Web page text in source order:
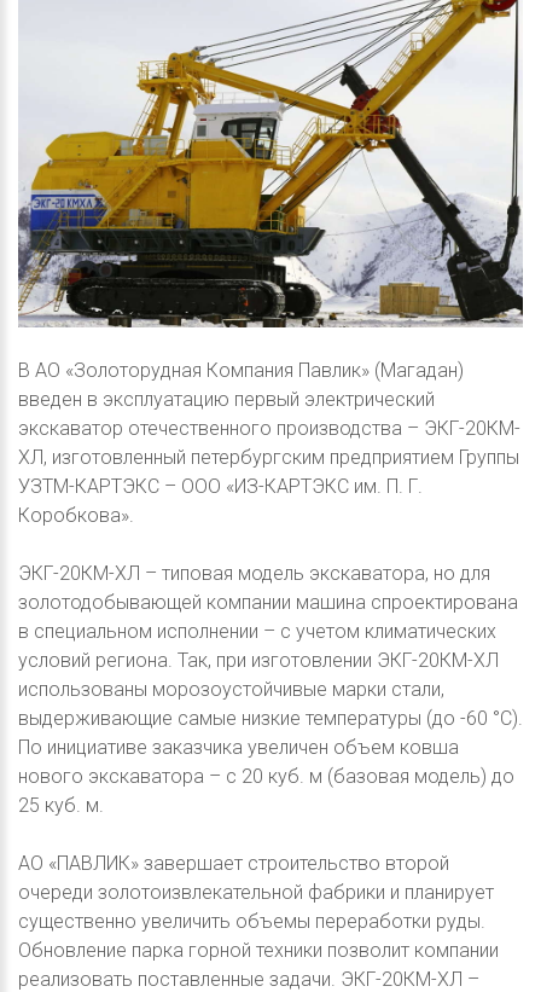
В АО «Золоторудная Компания Павлик» (Магадан)
введен в эксплуатацию первый электрический
экскаватор отечественного производства – ЭКГ-20КМ-
ХЛ, изготовленный петербургским предприятием Группы
УЗТМ-КАРТЭКС – ООО «ИЗ-КАРТЭКС им. П. Г.
Коробкова».
ЭКГ-20КМ-ХЛ – типовая модель экскаватора, но для
золотодобывающей компании машина спроектирована
в специальном исполнении – с учетом климатических
условий региона. Так, при изготовлении ЭКГ-20КМ-ХЛ
использованы морозоустойчивые марки стали,
выдерживающие самые низкие температуры (до -60 °С).
По инициативе заказчика увеличен объем ковша
нового экскаватора – с 20 куб. м (базовая модель) до
25 куб. м.
АО «ПАВЛИК» завершает строительство второй
очереди золотоизвлекательной фабрики и планирует
существенно увеличить объемы переработки руды.
Обновление парка горной техники позволит компании
реализовать поставленные задачи. ЭКГ-20КМ-ХЛ –